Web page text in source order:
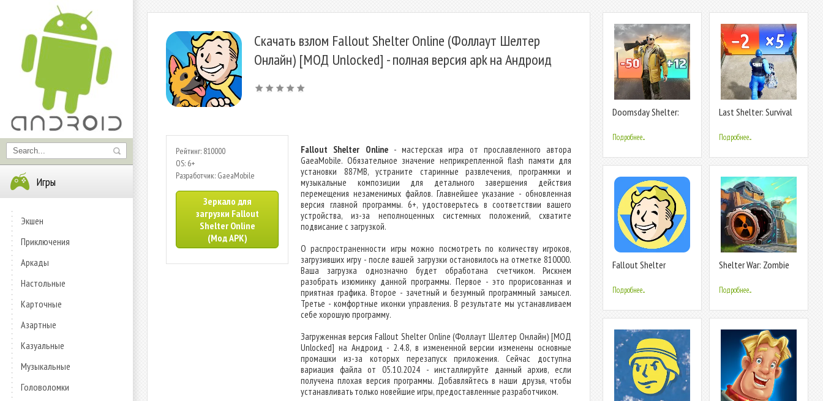
Игры
Экшен
Приключения
Аркады
Настольные
Карточные
Азартные
Казуальные
Музыкальные
Головоломки
Скачать взлом Fallout Shelter Online (Фоллаут Шелтер
Онлайн) [МОД Unlocked] - полная версия apk на Андроид
Рейтинг: 810000
OS: 6+
Разработчик: GaeaMobile
Зеркало для
загрузки Fallout
Shelter Online
(Мод APK)
Fallout Shelter Online- мастерская игра от прославленного автора
GaeaMobile. Обязательное значение неприкрепленной flash памяти для
установки 887MB, устраните старинные развлечения, программки и
музыкальные композиции для детального завершения действия
перемещения незаменимых файлов. Главнейшее указание - обновленная
версия главной программы. 6+, удостоверьтесь в соответствии вашего
устройства, из-за неполноценных системных положений, схватите
подвисание с загрузкой.
О распространенности игры можно посмотреть по количеству игроков,
загрузивших игру - после вашей загрузки остановилось на отметке 810000.
Ваша загрузка однозначно будет обработана счетчиком. Рискнем
разобрать изюминку данной программы. Первое - это прорисованная и
приятная графика. Второе - зачетный и безумный программный замысел.
Третье - комфортные иконки управления. В результате мы устанавливаем
себе хорошую программу.
Загруженная версия Fallout Shelter Online (Фоллаут Шелтер Онлайн) [МОД
Unlocked] на Андроид - 2.4.8, в измененной версии изменены основные
промашки из-за которых перезапуск приложения. Сейчас доступна
вариация файла от 05.10.2024 - инсталлируйте данный архив, если
получена плохая версия программы. Добавляйтесь в наши друзья, чтобы
устанавливать только новейшие игры, предоставленные разработчиком.
Doomsday Shelter:
Подробнее...
Last Shelter: Survival
Подробнее...
Fallout Shelter
Подробнее...
Shelter War: Zombie
Подробнее...